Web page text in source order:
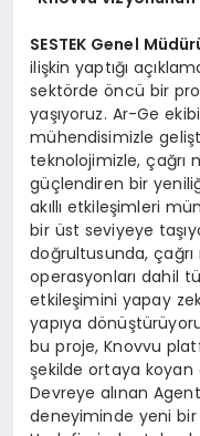
SESTEK Genel
ilişkin yaptığı
sektörde öncü bir
yaşıyoruz. Ar-Ge
mühendisimizle
teknolojimizle, çağrı
güçlendiren bir
akıllı etkileşimleri
bir üst seviyeye
doğrultusunda,
operasyonları dahil
etkileşimini yapay
yapıya
bu proje, Knovvu
şekilde ortaya koyan
Devreye alınan
deneyiminde yeni bir